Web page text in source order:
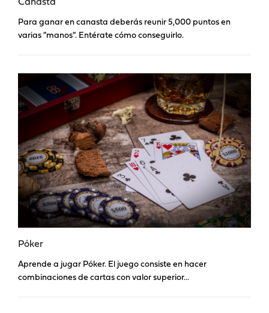
Para ganar en canasta deberás reunir 5,000 puntos en
varias "manos". Entérate cómo conseguirlo.
Póker
Aprende a jugar Póker. El juego consiste en hacer
combinaciones de cartas con valor superior...